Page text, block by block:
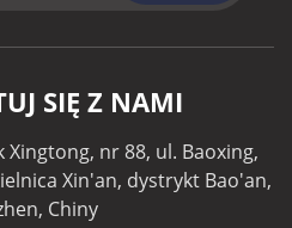
SIĘ Z NAMI
nr 88, ul. Baoxing,
Xin'an, dystrykt Bao'an,
Chiny